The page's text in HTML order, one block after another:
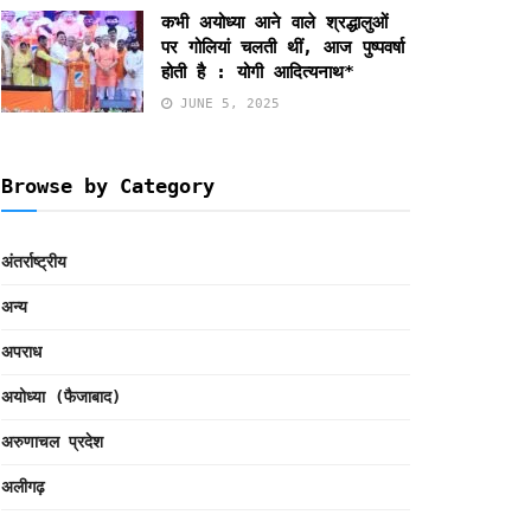
कभी अयोध्या आने वाले श्रद्धालुओं
पर गोलियां चलती थीं, आज पुष्पवर्षा
होती है : योगी आदित्यनाथ*
JUNE 5, 2025
Browse by Category
अंतर्राष्ट्रीय
अन्य
अपराध
अयोध्या (फैजाबाद)
अरुणाचल प्रदेश
अलीगढ़